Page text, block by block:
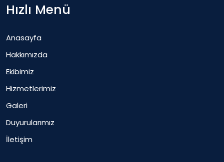
Hızlı Menü
Anasayfa
Hakkımızda
Ekibimiz
Hizmetlerimiz
Galeri
Duyurularımız
İletişim